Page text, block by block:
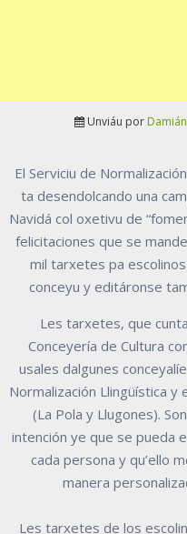
Unviáu por
El Serviciu de
ta desendolcando una
Navidá col oxetivu de
felicitaciones que se
mil tarxetes pa
conceyu y editáronse
Les tarxetes, que
Conceyería de Cultura
usales dalgunes
Normalización Llingüística y
(La Pola y Llugones).
intención ye que se pueda
cada persona y qu’ello
manera
Les tarxetes de los